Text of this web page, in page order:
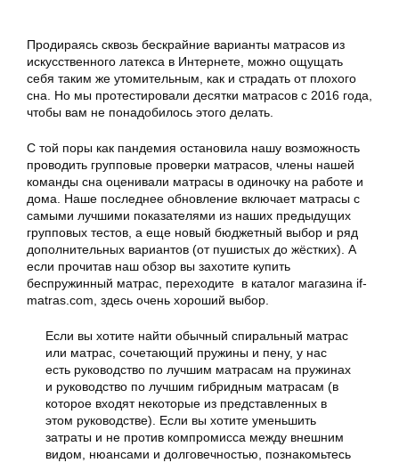
Продираясь сквозь бескрайние варианты матрасов из
искусственного латекса в Интернете, можно ощущать
себя таким же утомительным, как и страдать от плохого
сна. Но мы протестировали десятки матрасов с 2016 года,
чтобы вам не понадобилось этого делать.
С той поры как пандемия остановила нашу возможность
проводить групповые проверки матрасов, члены нашей
команды сна оценивали матрасы в одиночку на работе и
дома. Наше последнее обновление включает матрасы с
самыми лучшими показателями из наших предыдущих
групповых тестов, а еще новый бюджетный выбор и ряд
дополнительных вариантов (от пушистых до жёстких). А
если прочитав наш обзор вы захотите купить
беспружинный матрас, переходите в каталог магазина if-
matras.com, здесь очень хороший выбор.
Если вы хотите найти обычный спиральный матрас
или матрас, сочетающий пружины и пену, у нас
есть руководство по лучшим матрасам на пружинах
и руководство по лучшим гибридным матрасам (в
которое входят некоторые из представленных в
этом руководстве). Если вы хотите уменьшить
затраты и не против компромисса между внешним
видом, нюансами и долговечностью, познакомьтесь